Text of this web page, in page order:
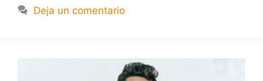
Deja un comentario